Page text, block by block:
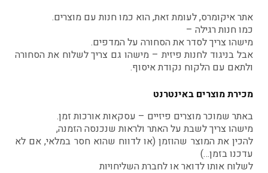
אתר איקומרס, לעומת זאת, הוא כמו חנות עם מוצרים.
כמו חנות רגילה –
מישהו צריך לסדר את הסחורה על המדפים.
אבל בניגוד לחנות פיזית – מישהו גם צריך לשלוח את הסחורה
ולתאם עם הלקוח נקודת איסוף.
מכירת מוצרים באינטרנט
באתר שמוכר מוצרים פיזיים – עסקאות אורכות זמן.
מישהו צריך לשבת על האתר ולראות שנכנסה הזמנה,
להכין את המוצר שהוזמן (או לדווח שהוא חסר במלאי, אם לא
עדכנו בזמן…)
לשלוח אותו לדואר או לחברת השליחויות